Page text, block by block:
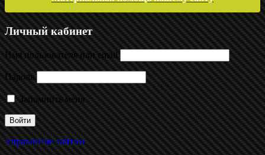
Личный кабинет
Имя пользователя или email
Пароль
Запомнить меня
Управление сайтом